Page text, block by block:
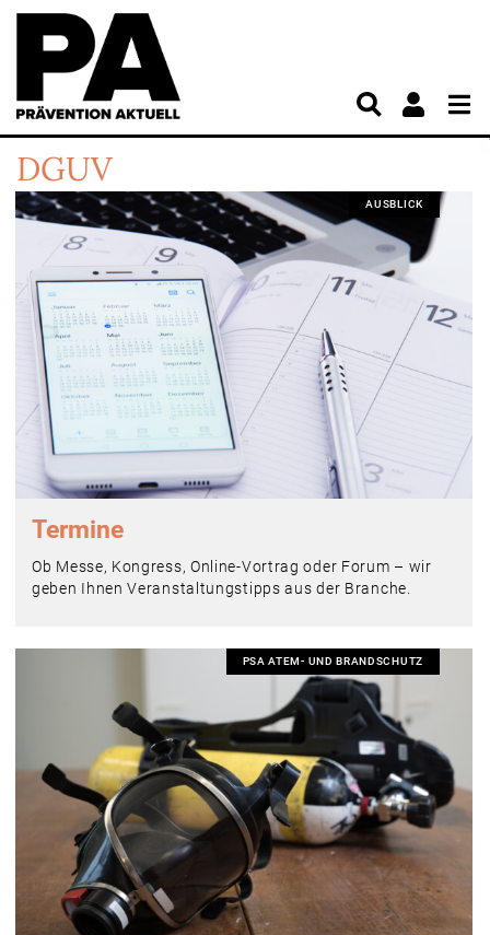
DGUV
AUSBLICK
Termine
Ob Messe, Kongress, Online-Vortrag oder Forum – wir
geben Ihnen Veranstaltungstipps aus der Branche.
PSA ATEM- UND BRANDSCHUTZ